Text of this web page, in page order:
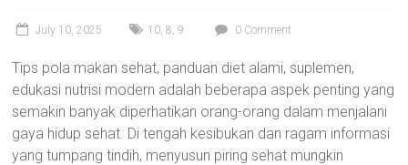
July 10, 2025 10,8,9 0 Comment
Tips pola makan sehat, panduan diet alami, suplemen,
edukasi nutrisi modern adalah beberapa aspek penting yang
semakin banyak diperhatikan orang-orang dalam menjalani
gaya hidup sehat. Di tengah kesibukan dan ragam informasi
yang tumpang tindih, menyusun piring sehat mungkin